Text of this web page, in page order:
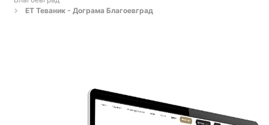
ЕТ Теваник - Дограма Благоевград